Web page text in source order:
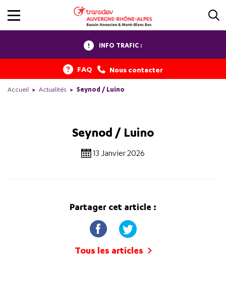
INFO TRAFIC :
FAQ Nous contacter
Accueil Actualités Seynod / Luino
Seynod / Luino
13 Janvier 2026
Partager cet article :
Tous les articles